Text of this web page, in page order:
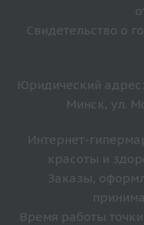
Свидетельство о
Юридический
Минск, ул.
Интернет-
красоты и
Заказы,
Время работы